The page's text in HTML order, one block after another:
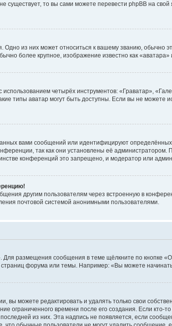
существует, то вы сами можете перевести phpBB на
из них может относиться к вашему званию, обычно
более крупное, изображение известно как
четырёх инструментов: «Граватар»,
типы аватар могут быть доступны. Если вы не можете
вами сообщений или идентифицируют
так как они установлены её
конференций это запрещено, и модератор или
другим пользователям через встроенную в
почтовой системой анонимными пользователями.
размещения сообщения в теме щёлкните по кнопке
форума или темы. Например: «Вы можете
вы можете редактировать и удалять только свои
ограниченного времени после его создания. Если
из них. Эта надпись не появляется, если